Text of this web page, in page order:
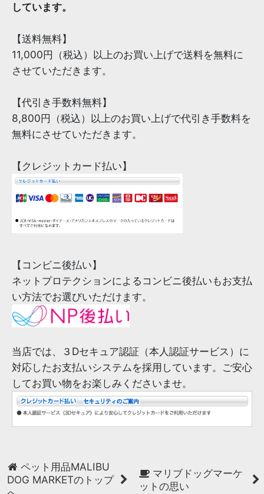
しています。
【送料無料】
11,000円（税込）以上のお買い上げで送料を無料に
させていただきます。
【代引き手数料無料】
8,800円（税込）以上のお買い上げで代引き手数料を
無料にさせていただきます。
【クレジットカード払い】
【コンビニ後払い】
ネットプロテクションによるコンビニ後払いもお支払
い方法でお選びいただけます。
当店では、３Dセキュア認証（本人認証サービス）に
対応したお支払いシステムを採用しています。ご安心
してお買い物をお楽しみくださいませ。
ペット用品MALIBU
DOG MARKETのトップ
マリブドッグマーケ
ットの思い